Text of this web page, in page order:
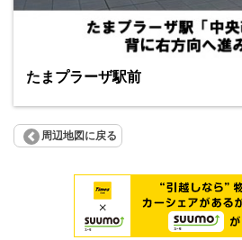
たまプラーザ駅前
周辺地図に戻る